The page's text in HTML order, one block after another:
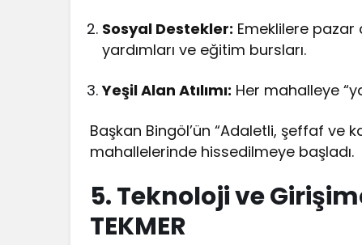
Sosyal Destekler: Emeklilere
yardımları ve eğitim bursları.
Yeşil Alan Atılımı: Her mahalleye
Başkan Bingöl’ün “Adaletli, şeffaf ve
mahallelerinde hissedilmeye başladı.
5. Teknoloji ve
TEKMER